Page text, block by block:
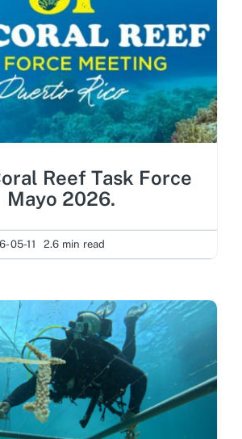
Reef Task Force
Mayo 2026.
05-11 2.6 min read